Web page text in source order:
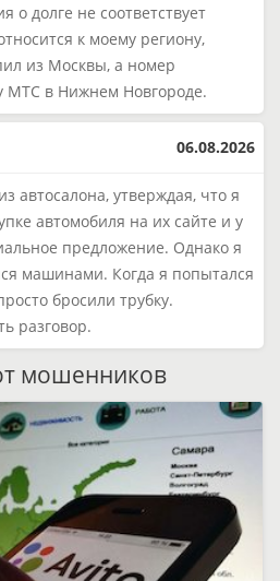
долге не соответствует
к моему региону,
из Москвы, а номер
МТС в Нижнем Новгороде.
06.08.2026
автосалона, утверждая, что я
автомобиля на их сайте и у
предложение. Однако я
машинами. Когда я попытался
бросили трубку.
разговор.
мошенников